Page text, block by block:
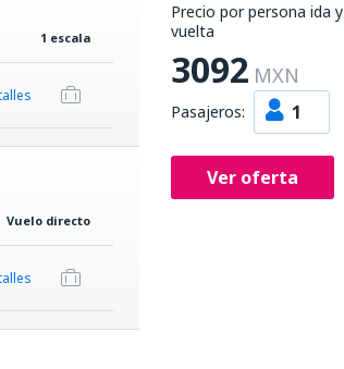
Precio por persona ida y
vuelta
3092 MXN
Pasajeros: 1
Ver oferta
1 escala
Vuelo directo